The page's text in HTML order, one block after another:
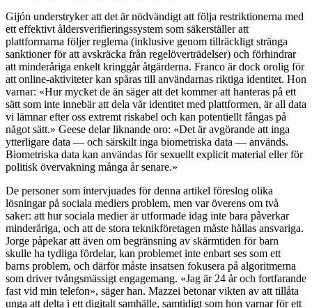
Gijón understryker att det är nödvändigt att följa restriktionerna med
ett effektivt åldersverifieringssystem som säkerställer att
plattformarna följer reglerna (inklusive genom tillräckligt stränga
sanktioner för att avskräcka från regelöverträdelser) och förhindrar
att minderåriga enkelt kringgår åtgärderna. Franco är dock orolig för
att online-aktiviteter kan spåras till användarnas riktiga identitet. Hon
varnar: «Hur mycket de än säger att det kommer att hanteras på ett
sätt som inte innebär att dela vår identitet med plattformen, är all data
vi lämnar efter oss extremt riskabel och kan potentiellt fångas på
något sätt.» Geese delar liknande oro: «Det är avgörande att inga
ytterligare data — och särskilt inga biometriska data — används.
Biometriska data kan användas för sexuellt explicit material eller för
politisk övervakning många år senare.»
De personer som intervjuades för denna artikel föreslog olika
lösningar på sociala mediers problem, men var överens om två
saker: att hur sociala medier är utformade idag inte bara påverkar
minderåriga, och att de stora teknikföretagen måste hållas ansvariga.
Jorge påpekar att även om begränsning av skärmtiden för barn
skulle ha tydliga fördelar, kan problemet inte enbart ses som ett
barns problem, och därför måste insatsen fokusera på algoritmerna
som driver tvångsmässigt engagemang. «Jag är 24 år och fortfarande
fast vid min telefon», säger han. Mazzei betonar vikten av att tillåta
unga att delta i ett digitalt samhälle, samtidigt som hon varnar för ett